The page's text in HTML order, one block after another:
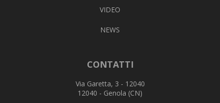
VIDEO
NEWS
CONTATTI
Via Garetta, 3 - 12040
12040 - Genola (CN)